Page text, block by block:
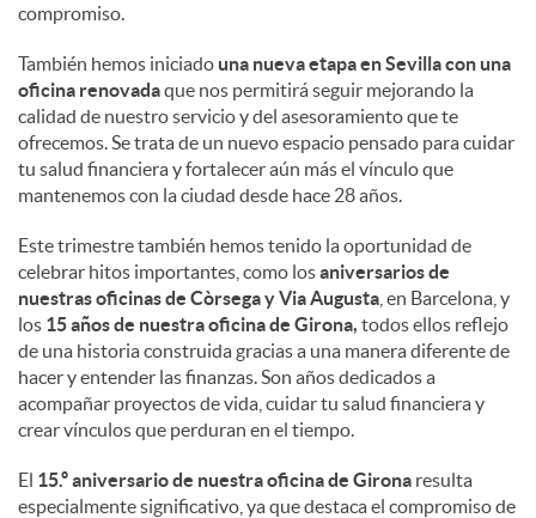
compromiso.
También hemos iniciado una nueva etapa en Sevilla con una
oficina renovadaque nos permitirá seguir mejorando la
calidad de nuestro servicio y del asesoramiento que te
ofrecemos. Se trata de un nuevo espacio pensado para cuidar
tu salud financiera y fortalecer aún más el vínculo que
mantenemos con la ciudad desde hace 28 años.
Este trimestre también hemos tenido la oportunidad de
celebrar hitos importantes, como losaniversarios de
nuestras oficinas de Còrsega y Via Augusta , en Barcelona, y
los 15 años de nuestra oficina de Girona, todos ellos reflejo
de una historia construida gracias a una manera diferente de
hacer y entender las finanzas. Son años dedicados a
acompañar proyectos de vida, cuidar tu salud financiera y
crear vínculos que perduran en el tiempo.
El 15.º aniversario de nuestra oficina de Girona resulta
especialmente significativo, ya que destaca el compromiso de